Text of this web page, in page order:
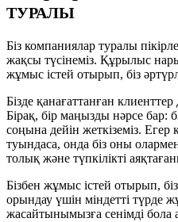
ТУРАЛЫ
Біз компаниялар туралы
жақсы түсінеміз. Құрылыс
жұмыс істей отырып, біз
Бізде қанағаттанған
Бірақ, бір маңызды нәрсе бар:
соңына дейін жеткіземіз. Егер
туындаса, онда біз оны
толық және түпкілікті
Бізбен жұмыс істей отырып,
орындау үшін міндетті түрде
жасайтынымызға сенімді бола